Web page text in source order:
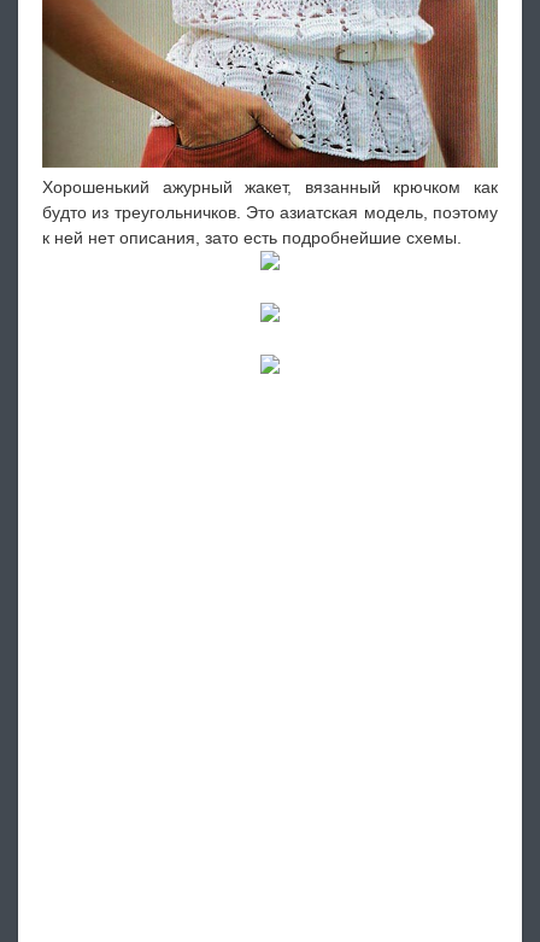
Хорошенький ажурный жакет, вязанный крючком как
будто из треугольничков. Это азиатская модель, поэтому
к ней нет описания, зато есть подробнейшие схемы.